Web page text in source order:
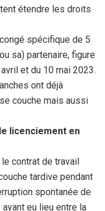
étendre les droits
spécifique de 5
sa) partenaire, figure
et du 10 mai 2023.
ont déjà
couche mais aussi
licenciement en
contrat de travail
tardive pendant
spontanée de
eu lieu entre la